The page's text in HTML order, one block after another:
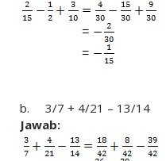
b.
3/7 + 4/21 – 13/14
Jawab: